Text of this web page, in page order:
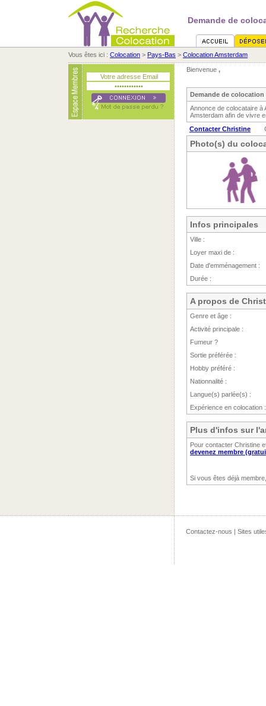
Demande de
Vous êtes ici : Colocation > Pays-Bas > Colocation Amsterdam
Bienvenue ,
Demande de colocation
Annonce de colocataire à
Amsterdam afin de vivre
Contacter Christine
Photo(s) du
Infos principales
Ville :
Loyer maxi de :
Date d'emménagement :
Durée :
A propos de
Genre et âge :
Activité principale :
Fumeur ?
Sortie préférée :
Hobby préféré :
Nationnalité :
Langue(s) parlée(s) :
Expérience en colocation :
Plus d'infos sur
Pour contacter Christine
devenez membre
Si vous êtes déjà
Contactez-nous | Sites